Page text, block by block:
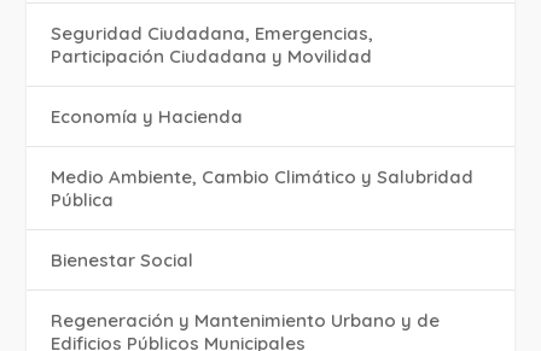
Seguridad Ciudadana, Emergencias,
Participación Ciudadana y Movilidad
Economía y Hacienda
Medio Ambiente, Cambio Climático y Salubridad
Pública
Bienestar Social
Regeneración y Mantenimiento Urbano y de
Edificios Públicos Municipales